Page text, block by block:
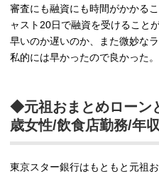
審査にも融資にも時間がかかる
ャスト20日で融資を受けることが
早いのか遅いのか、また微妙なラ
私的には早かったので良かった。
◆元祖おまとめローン
歳女性/飲食店勤務/年
東京スター銀行はもともと元祖